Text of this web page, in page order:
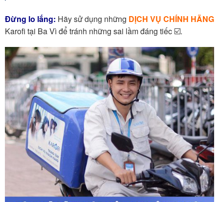
Đừng lo lắng: Hãy sử dụng những DỊCH VỤ CHÍNH HÃNG
Karofi tại Ba Vì để tránh những sai lầm đáng tiếc ☑️.